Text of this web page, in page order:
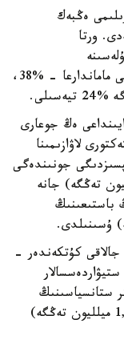
ەڭبەك
ورتا
تۇيىندەمەلەردىڭ %38- ى، جوعارى بىلىكتى ماماندارعا - %38،
ەڭ جوعارى
لاۋازىمىنا
قاۋىپسىزدىگى جونىندەگى
(شامامەن 0,91 ميلليون تەڭگە) جانە
باستىعىنىڭ
كۇتكەندەر -
تەڭگە)، ستيۋاردەسسالار
ستانسياسىنىڭ
باستىعى لاۋازىمىنا ۇمىتكەرلەر (شامامەن 1,32 ميلليون تەڭگە)